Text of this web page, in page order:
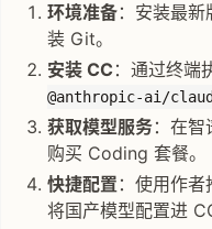
环境准备：安装最
装 Git。
安装 CC ：通过终端
@anthropic-ai/
获取模型服务：在智
购买 Coding 套餐。
快捷配置 ：使用作者
将国产模型配置进